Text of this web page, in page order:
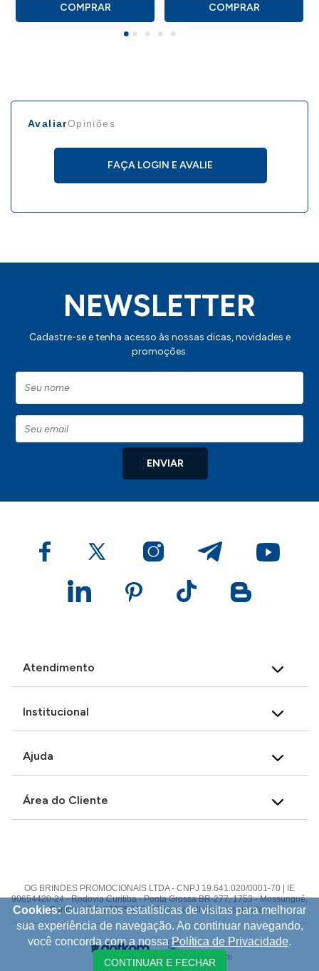
COMPRAR COMPRAR
AvaliarOpiniões
FAÇA LOGIN E AVALIE
NEWSLETTER
Cadastre-se e tenha acesso às nossas dicas, novidades e
promoções.
ENVIAR
Atendimento
Institucional
Ajuda
Área do Cliente
OG BRINDES PROMOCIONAIS LTDA - CNPJ 19.641.020/0001-70 | IE
90654420-24 - Rodovia Curitiba - Ponta Grossa BR-277, 1753 - Mossunguê,
Curitiba - PR, 82305-100 © Todos os direitos reservados.
Cookies:Guardamos estatísticas de visitas para melhorar
sua experiência de navegação. Ao continuar navegando,
você concorda com a nossaPolítica de Privacidade.
CONTINUAR E FECHAR